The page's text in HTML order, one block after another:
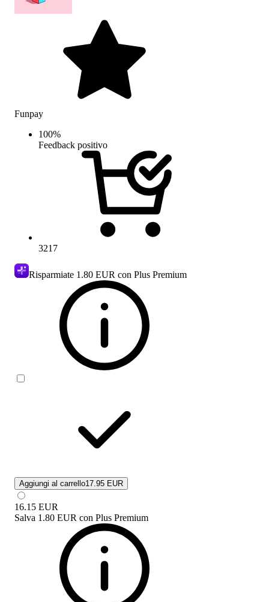
Funpay
100%
Feedback positivo
3217
Risparmiate 1.80 EUR con Plus Premium
Aggiungi al carrello17.95 EUR
16.15 EUR
Salva 1.80 EUR con Plus Premium